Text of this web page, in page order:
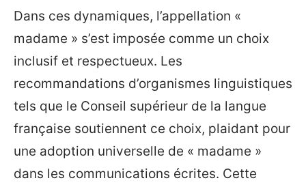
Dans ces dynamiques, l’appellation «
madame » s’est imposée comme un choix
inclusif et respectueux. Les
recommandations d’organismes linguistiques
tels que le Conseil supérieur de la langue
française soutiennent ce choix, plaidant pour
une adoption universelle de « madame »
dans les communications écrites. Cette